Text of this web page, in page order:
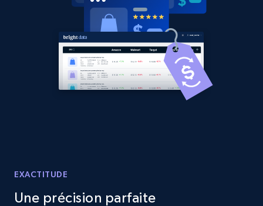
Amazon products global dataset - Collect
Amazon products by seller URL
Title, Seller name, Brand, Description, Initial
price, Currency, Availability, Reviews count, and
Amazon products global dataset - Collect
EXACTITUDE
Une précision parfaite